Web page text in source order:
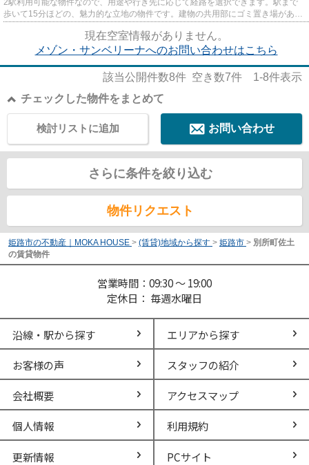
歩いて15分ほどの、魅力的な立地の物件です。建物の共用部にゴミ置き場がある
ので、外部の人にゴミを見られ...
現在空室情報がありません。
メゾン・サンベリーナへのお問い合わせはこちら
該当公開件数8件 空き数7件 1-8件表示
チェックした物件をまとめて
お問い合わせ
検討リストに追加
さらに条件を絞り込む
物件リクエスト
姫路市の不動産｜MOKA HOUSE > (賃貸)地域から探す > 姫路市 > 別所町佐土
の賃貸物件
営業時間：09:30 ～ 19:00
定休日： 毎週水曜日
沿線・駅から探す エリアから探す
お客様の声 スタッフの紹介
会社概要 アクセスマップ
個人情報 利用規約
更新情報 PCサイト